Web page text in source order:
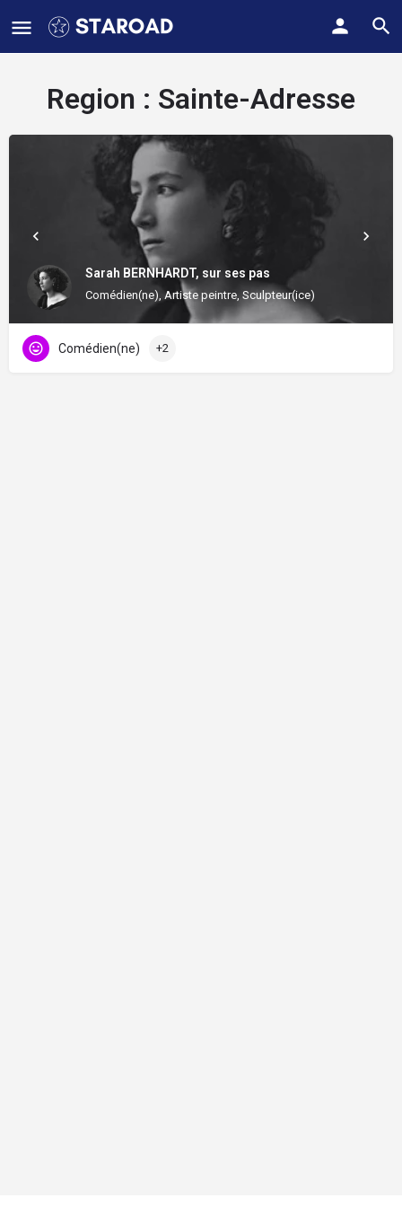
Region : Sainte-Adresse
Sarah BERNHARDT, sur ses pas
Comédien(ne), Artiste peintre, Sculpteur(ice)
Comédien(ne) +2